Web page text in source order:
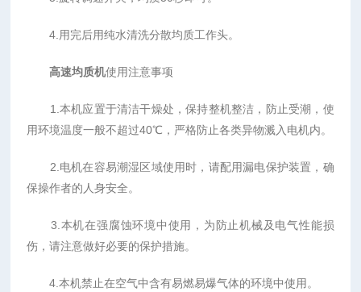
4.用完后用纯水清洗分散均质工作头。
高速均质机使用注意事项
1.本机应置于清洁干燥处，保持整机整洁，防止受潮，使
用环境温度一般不超过40℃，严格防止各类异物溅入电机内。
2.电机在容易潮湿区域使用时，请配用漏电保护装置，确
保操作者的人身安全。
3.本机在强腐蚀环境中使用，为防止机械及电气性能损
伤，请注意做好必要的保护措施。
4.本机禁止在空气中含有易燃易爆气体的环境中使用。